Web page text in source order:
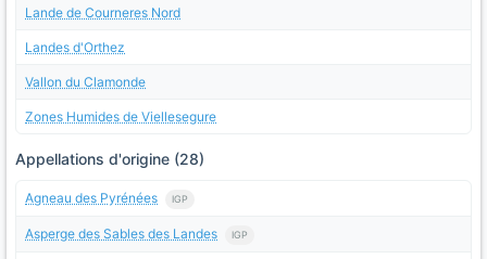
Lande de Courneres Nord
Landes d'Orthez
Vallon du Clamonde
Zones Humides de Viellesegure
Appellations d'origine (28)
Agneau des Pyrénées IGP
Asperge des Sables des Landes IGP